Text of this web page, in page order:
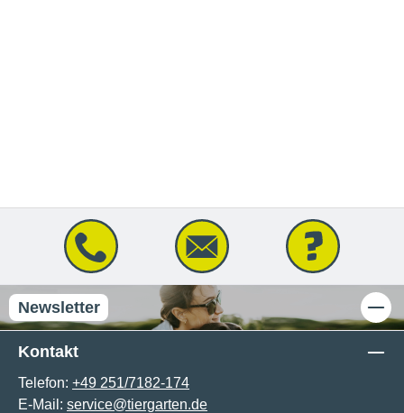
Newsletter
Kontakt
Telefon: +49 251/7182-174
E-Mail: service@tiergarten.de